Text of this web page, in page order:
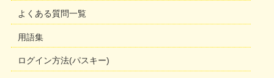
よくある質問一覧
用語集
ログイン方法(パスキー)